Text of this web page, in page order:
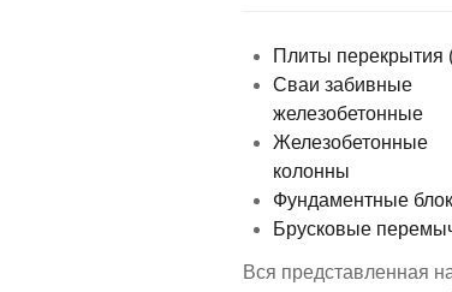
Плиты перекрытия
Сваи забивные
железобетонные
Железобетонные
колонны
Фундаментные
Брусковые
Вся представленная